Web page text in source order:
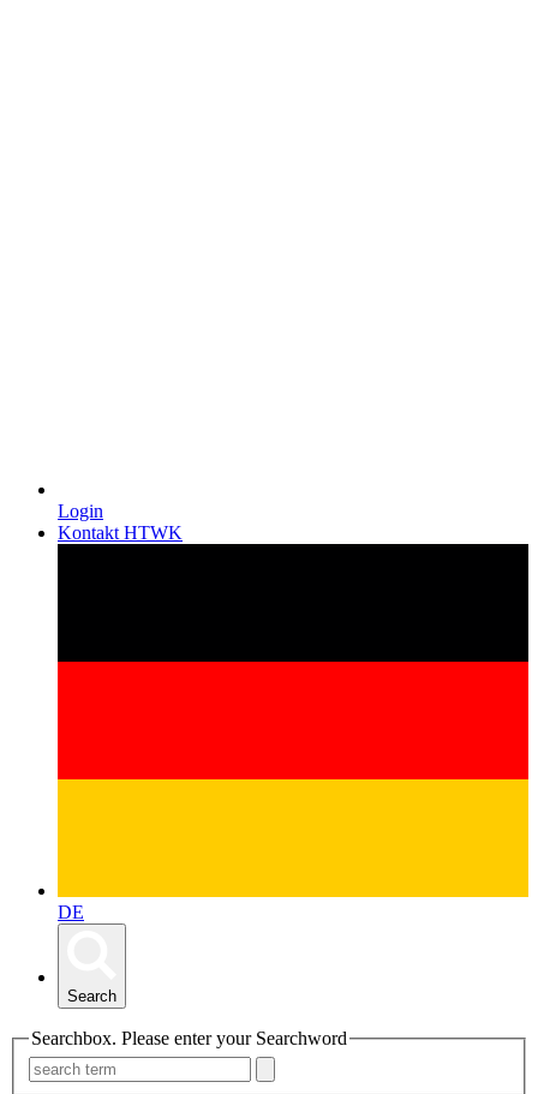
Login
Kontakt HTWK
DE
Search
Searchbox. Please enter your Searchword